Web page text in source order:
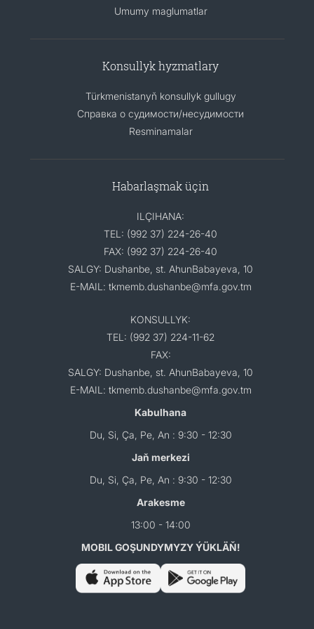
Umumy maglumatlar
Konsullyk hyzmatlary
Türkmenistanyň konsullyk gullugy
Справка о судимости/несудимости
Resminamalar
Habarlaşmak üçin
ILÇIHANA:
TEL: (992 37) 224-26-40
FAX: (992 37) 224-26-40
SALGY: Dushanbe, st. AhunBabayeva, 10
E-MAIL: tkmemb.dushanbe@mfa.gov.tm
KONSULLYK:
TEL: (992 37) 224-11-62
FAX:
SALGY: Dushanbe, st. AhunBabayeva, 10
E-MAIL: tkmemb.dushanbe@mfa.gov.tm
Kabulhana
Du, Si, Ça, Pe, An : 9:30 - 12:30
Jaň merkezi
Du, Si, Ça, Pe, An : 9:30 - 12:30
Arakesme
13:00 - 14:00
MOBIL GOŞUNDYMYZY ÝÜKLÄŇ!